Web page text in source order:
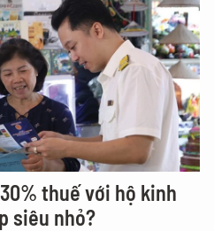
thuế với hộ kinh
siêu nhỏ?